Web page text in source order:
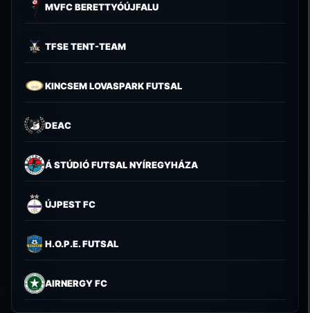
MVFC BERETTYÓÚJFALU
TFSE TENT-TEAM
KINCSEM LOVASPARK FUTSAL
DEAC
Á STÚDIÓ FUTSAL NYÍREGYHÁZA
ÚJPEST FC
H.O.P.E. FUTSAL
AIRNERGY FC